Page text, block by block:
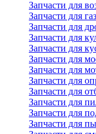
Запчасти для
Запчасти для
Запчасти для
Запчасти для
Запчасти для
Запчасти для
Запчасти для
Запчасти для
Запчасти для
Запчасти для
Запчасти для
Запчасти для